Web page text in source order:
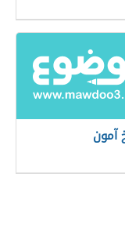
آمون